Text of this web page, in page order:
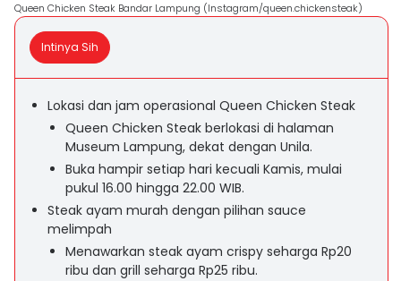
Queen Chicken Steak Bandar Lampung (Instagram/queen.chickensteak)
Intinya Sih
Lokasi dan jam operasional Queen Chicken Steak
Queen Chicken Steak berlokasi di halaman
Museum Lampung, dekat dengan Unila.
Buka hampir setiap hari kecuali Kamis, mulai
pukul 16.00 hingga 22.00 WIB.
Steak ayam murah dengan pilihan sauce
melimpah
Menawarkan steak ayam crispy seharga Rp20
ribu dan grill seharga Rp25 ribu.